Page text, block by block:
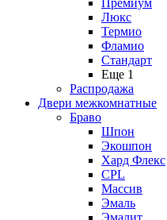
Люкс
Термио
Фламио
Стандарт
Еще 1
Распродажа
Двери межкомнатные
Браво
Шпон
Экошпон
Хард Флекс
CPL
Массив
Эмаль
Эмалит